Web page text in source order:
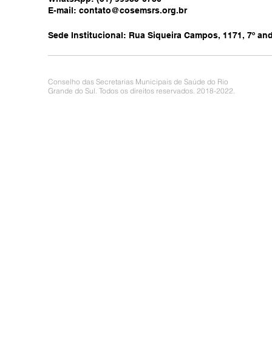
E-mail: contato@cosemsrs.org.br
Sede Institucional: Rua Siqueira Campos, 1171, 7º
Conselho das Secretarias Municipais de Saúde do Rio
Grande do Sul. Todos os direitos reservados. 2018-2022.